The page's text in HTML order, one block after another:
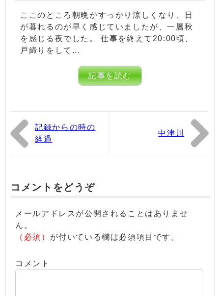
ここのところ朝晩がすっかり涼しくなり、日
が暮れるのが早く感じていましたが、一層秋
を感じる夜でした。 仕事を終えて20:00頃、
戸締りをして...
記事を読む
記録からの時の
経過
中津川
コメントをどうぞ
メールアドレスが公開されることはありませ
ん。
（必須） が付いている欄は必須項目です。
コメント